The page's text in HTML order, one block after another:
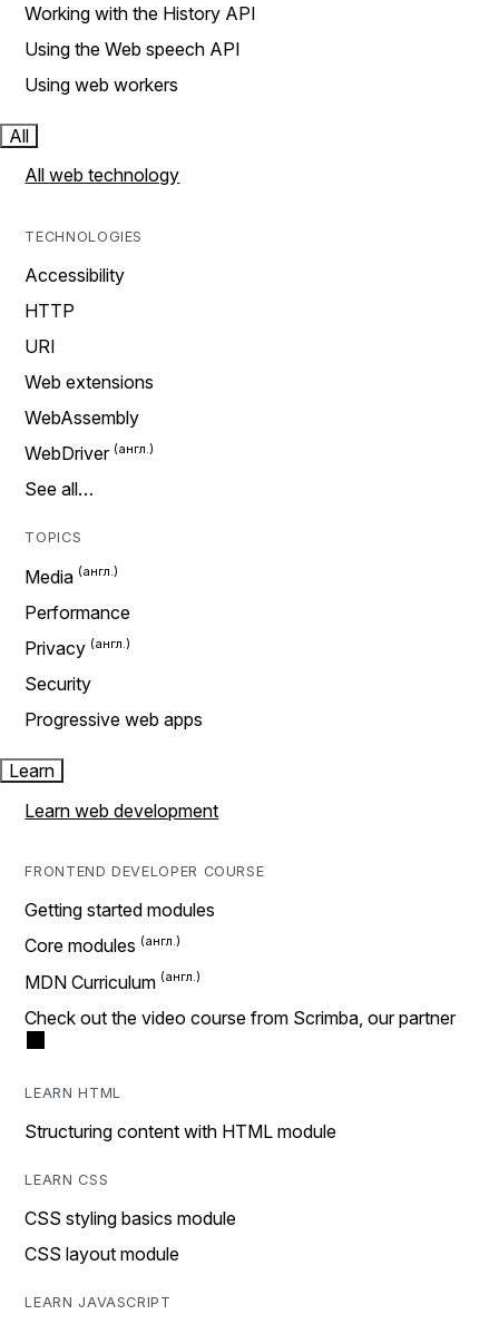
Working with the History API
Using the Web speech API
Using web workers
All
All web technology
TECHNOLOGIES
Accessibility
HTTP
URI
Web extensions
WebAssembly
WebDriver
See all…
TOPICS
Media
Performance
Privacy
Security
Progressive web apps
Learn
Learn web development
FRONTEND DEVELOPER COURSE
Getting started modules
Core modules
MDN Curriculum
Check out the video course from Scrimba, our partner
LEARN HTML
Structuring content with HTML module
LEARN CSS
CSS styling basics module
CSS layout module
LEARN JAVASCRIPT